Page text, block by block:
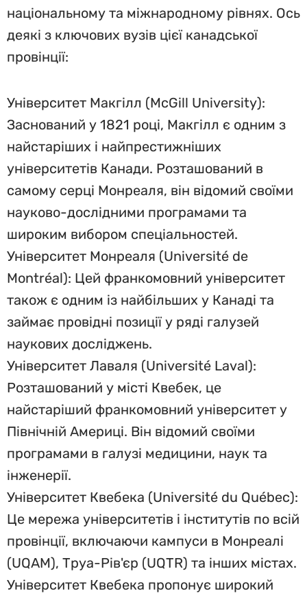
національному та міжнародному рівнях. Ось
деякі з ключових вузів цієї канадської
провінції:
Університет Макгілл (McGill University):
Заснований у 1821 році, Макгілл є одним з
найстаріших і найпрестижніших
університетів Канади. Розташований в
самому серці Монреаля, він відомий своїми
науково-дослідними програмами та
широким вибором спеціальностей.
Університет Монреаля (Université de
Montréal): Цей франкомовний університет
також є одним із найбільших у Канаді та
займає провідні позиції у ряді галузей
наукових досліджень.
Університет Лаваля (Université Laval):
Розташований у місті Квебек, це
найстаріший франкомовний університет у
Північній Америці. Він відомий своїми
програмами в галузі медицини, наук та
інженерії.
Університет Квебека (Université du Québec):
Це мережа університетів і інститутів по всій
провінції, включаючи кампуси в Монреалі
(UQAM), Труа-Рів'єр (UQTR) та інших містах.
Університет Квебека пропонує широкий